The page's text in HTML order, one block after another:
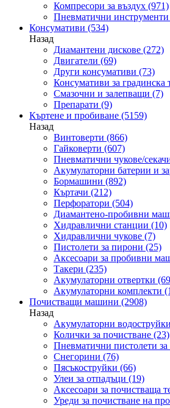
Компресори за въздух (971)
Пневматични инструменти
Консумативи (534)
Назад
Диамантени дискове (272)
Двигатели (69)
Други консумативи (73)
Консумативи за градинска
Смазочни и залепващи (7)
Препарати (9)
Къртене и пробиване (5159)
Назад
Винтоверти (866)
Гайковерти (607)
Пневматични чукове/
Акумулаторни батерии и
Бормашини (892)
Къртачи (212)
Перфоратори (504)
Диамантено-пробивни
Хидравлични станции (10)
Хидравлични чукове (7)
Пистолети за пирони (25)
Аксесоари за пробивни
Такери (235)
Акумулаторни отвертки
Акумулаторни комплекти
Почистващи машини (2908)
Назад
Акумулаторни водоструйки
Колички за почистване (23)
Пневматични пистолети за
Снегорини (76)
Пясъкоструйки (66)
Улеи за отпадъци (19)
Аксесоари за почистваща
Уреди за почистване на